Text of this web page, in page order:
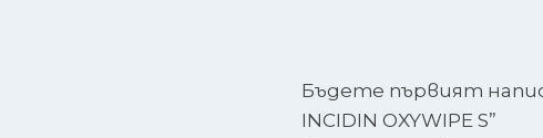
Бъдете първият
INCIDIN OXYWIPE S”